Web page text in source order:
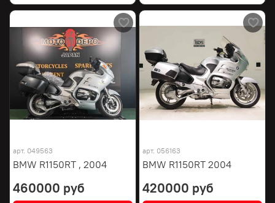
арт. 049563
BMW R1150RT , 2004
460000 руб
арт. 056163
BMW R1150RT 2004
420000 руб